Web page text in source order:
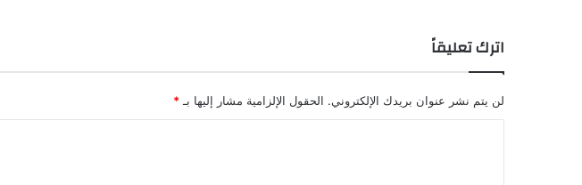
اترك تعليقاً
لن يتم نشر عنوان بريدك الإلكتروني. الحقول الإلزامية مشار إليها بـ *